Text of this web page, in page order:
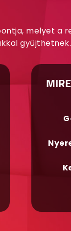
melyet a
gyűjthetnek.